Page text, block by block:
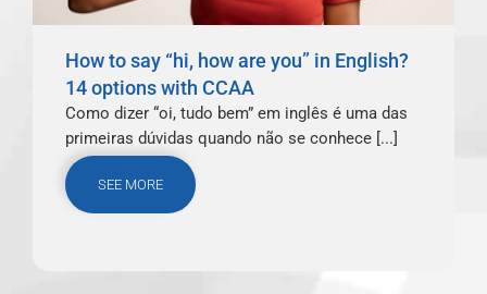
How to say “hi, how are you” in English?
14 options with CCAA
Como dizer “oi, tudo bem” em inglês é uma das
primeiras dúvidas quando não se conhece [...]
SEE MORE